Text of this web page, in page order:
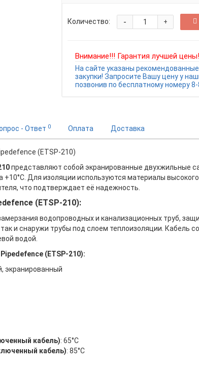
Количество: +
-
Внимание!!! Гарантия лучшей цены!
На сайте указаны
закупки! Запросите Вашу цену у
позвонив по бесплатному номеру
- Ответ 0 Оплата Доставка
(ETSP-210)
представляют собой экранированные двухжильные
Для изоляции используются материалы
что подтверждает её надежность.
(ETSP-210):
водопроводных и канализационных труб,
и снаружи трубы под слоем теплоизоляции. Кабель
водой.
(ETSP-210):
экранированный
кабель): 65°C
кабель): 85°C